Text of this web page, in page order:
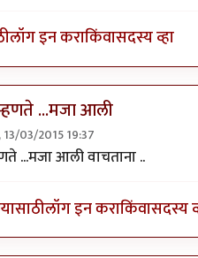
लॉग इन कराकिंवासदस्य व्हा
...मजा आली
13/03/2015 19:37
मस्तच ! हा गंभीर प्रसंग खरा,
...मजा आली वाचताना ..
लॉग इन कराकिंवासदस्य